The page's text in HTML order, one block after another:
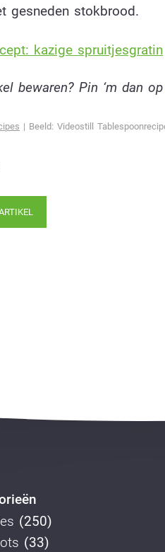
gesneden stokbrood.
kazige spruitjesgratin
bewaren? Pin ‘m dan op
| Beeld: Videostill
(250)
(33)